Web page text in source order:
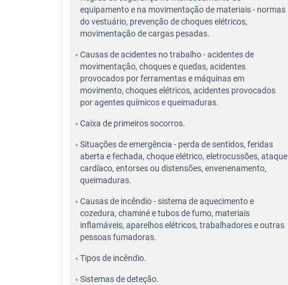
equipamento e na movimentação de materiais - normas
do vestuário, prevenção de choques elétricos,
movimentação de cargas pesadas.
Causas de acidentes no trabalho - acidentes de
movimentação, choques e quedas, acidentes
provocados por ferramentas e máquinas em
movimento, choques elétricos, acidentes provocados
por agentes químicos e queimaduras.
Caixa de primeiros socorros.
Situações de emergência - perda de sentidos, feridas
aberta e fechada, choque elétrico, eletrocussões, ataque
cardíaco, entorses ou distensões, envenenamento,
queimaduras.
Causas de incêndio - sistema de aquecimento e
cozedura, chaminé e tubos de fumo, materiais
inflamáveis, aparelhos elétricos, trabalhadores e outras
pessoas fumadoras.
Tipos de incêndio.
Sistemas de deteção.